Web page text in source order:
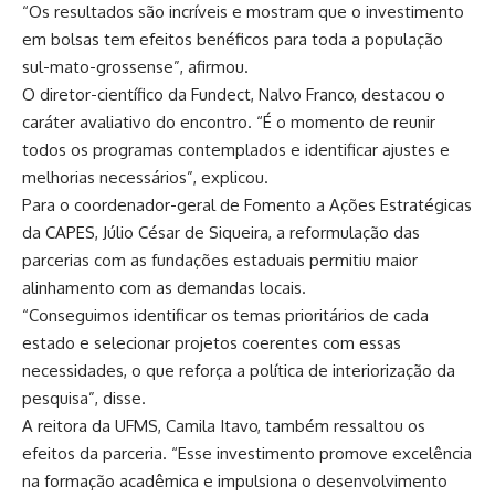
“Os resultados são incríveis e mostram que o investimento
em bolsas tem efeitos benéficos para toda a população
sul-mato-grossense”, afirmou.
O diretor-científico da Fundect, Nalvo Franco, destacou o
caráter avaliativo do encontro. “É o momento de reunir
todos os programas contemplados e identificar ajustes e
melhorias necessários”, explicou.
Para o coordenador-geral de Fomento a Ações Estratégicas
da CAPES, Júlio César de Siqueira, a reformulação das
parcerias com as fundações estaduais permitiu maior
alinhamento com as demandas locais.
“Conseguimos identificar os temas prioritários de cada
estado e selecionar projetos coerentes com essas
necessidades, o que reforça a política de interiorização da
pesquisa”, disse.
A reitora da UFMS, Camila Itavo, também ressaltou os
efeitos da parceria. “Esse investimento promove excelência
na formação acadêmica e impulsiona o desenvolvimento